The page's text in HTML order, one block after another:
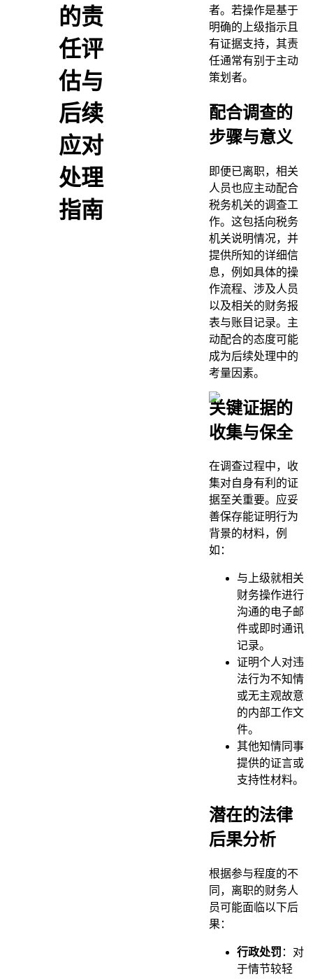
的责
任评
估与
后续
应对
处理
指南
者。若操作是基于
明确的上级指示且
有证据支持，其责
任通常有别于主动
策划者。
配合调查的
步骤与意义
即便已离职，相关
人员也应主动配合
税务机关的调查工
作。这包括向税务
机关说明情况，并
提供所知的详细信
息，例如具体的操
作流程、涉及人员
以及相关的财务报
表与账目记录。主
动配合的态度可能
成为后续处理中的
考量因素。
关键证据的
收集与保全
在调查过程中，收
集对自身有利的证
据至关重要。应妥
善保存能证明行为
背景的材料，例
如：
与上级就相关
财务操作进行
沟通的电子邮
件或即时通讯
记录。
证明个人对违
法行为不知情
或无主观故意
的内部工作文
件。
其他知情同事
提供的证言或
支持性材料。
潜在的法律
后果分析
根据参与程度的不
同，离职的财务人
员可能面临以下后
果：
行政处罚 ：对
于情节较轻